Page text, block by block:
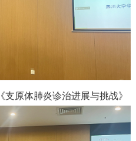
《支原体肺炎诊治进展与挑战》